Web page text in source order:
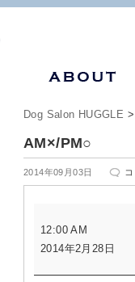
Dog Salon HUGGLE
AM×/PM○
2014年09月03日
は
12:00 AM
2014年2月28日